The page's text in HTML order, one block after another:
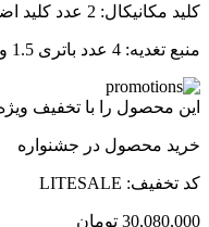
کلید مکانیکال: 2 عدد کلید اضطراری غیرقابل کپی برای بازگشایی آسان درب در شرایط خاص
منبع تغدیه: 4 عدد باتری 1.5 ولت
این محصول را با تخفیف
خرید محصول در جشنواره
کد تخفیف: LITESALE
30,080,000 تومان